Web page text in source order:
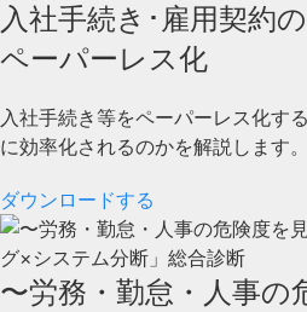
入社手続き･雇用契約
ペーパーレス化
入社手続き等をペーパーレス化す
に効率化されるのかを解説します。
ダウンロードする
〜労務・勤怠・人事の